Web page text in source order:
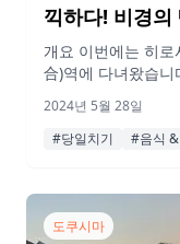
끽하다! 비경의
행
개요 이번에는 히
合)역에 다녀왔습
팬들 사이에서 은근
멋진 역이었다. 오
2024년 5월 28일
#당일치기
#음식
도쿠시마